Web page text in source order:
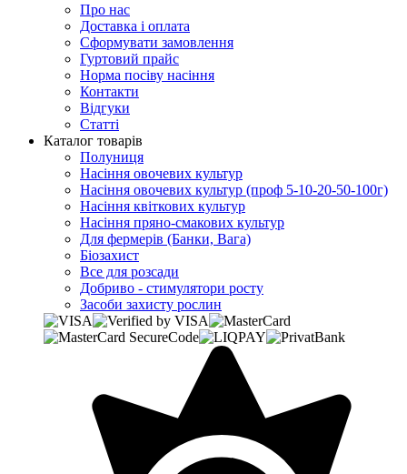
Про нас
Доставка і оплата
Сформувати замовлення
Гуртовий прайс
Норма посіву насіння
Контакти
Відгуки
Статті
Каталог товарів
Полуниця
Насіння овочевих культур
Насіння овочевих культур (проф 5-10-20-50-100г)
Насіння квіткових культур
Насіння пряно-смакових культур
Для фермерів (Банки, Вага)
Біозахист
Все для розсади
Добриво - стимулятори росту
Засоби захисту рослин